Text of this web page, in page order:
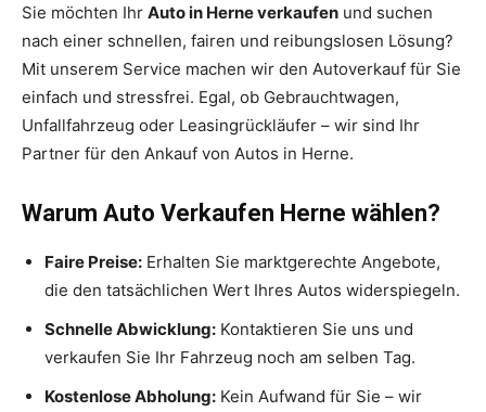
Sie möchten Ihr Auto in Herne verkaufen und suchen
nach einer schnellen, fairen und reibungslosen Lösung?
Mit unserem Service machen wir den Autoverkauf für Sie
einfach und stressfrei. Egal, ob Gebrauchtwagen,
Unfallfahrzeug oder Leasingrückläufer – wir sind Ihr
Partner für den Ankauf von Autos in Herne.
Warum Auto Verkaufen Herne wählen?
Faire Preise: Erhalten Sie marktgerechte Angebote,
die den tatsächlichen Wert Ihres Autos widerspiegeln.
Schnelle Abwicklung: Kontaktieren Sie uns und
verkaufen Sie Ihr Fahrzeug noch am selben Tag.
Kostenlose Abholung: Kein Aufwand für Sie – wir